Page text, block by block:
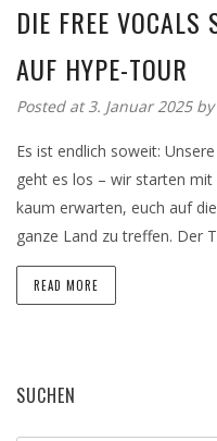
DIE FREE VOCALS
AUF HYPE-TOUR
Posted at 3. Januar 2025 by
Es ist endlich soweit:
geht es los – wir starten mit
kaum erwarten, euch auf
ganze Land zu treffen. Der
READ MORE
SUCHEN